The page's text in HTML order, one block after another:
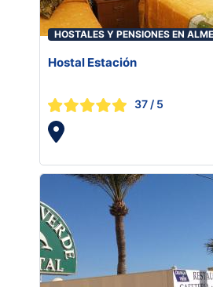
HOSTALES Y PENSIONES EN
Hostal Estación
37 / 5